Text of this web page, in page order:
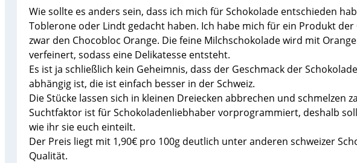
Wie sollte es anders sein, dass ich mich für Schokolade entschieden
Toblerone oder Lindt gedacht haben. Ich habe mich für ein Produkt der
zwar den Chocobloc Orange. Die feine Milchschokolade wird mit
verfeinert, sodass eine Delikatesse entsteht.
Es ist ja schließlich kein Geheimnis, dass der Geschmack der
abhängig ist, die ist einfach besser in der Schweiz.
Die Stücke lassen sich in kleinen Dreiecken abbrechen und schmelzen
Suchtfaktor ist für Schokoladenliebhaber vorprogrammiert, deshalb
wie ihr sie euch einteilt.
Der Preis liegt mit 1,90€ pro 100g deutlich unter anderen schweizer
Qualität.